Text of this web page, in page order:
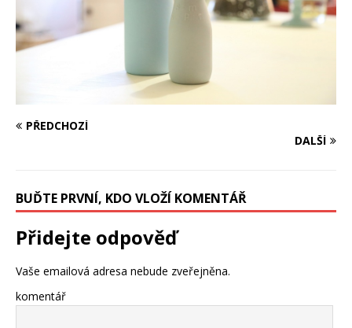
PŘEDCHOZÍ
DALŠÍ
BUĎTE PRVNÍ, KDO VLOŽÍ KOMENTÁŘ
Přidejte odpověď
Vaše emailová adresa nebude zveřejněna.
komentář